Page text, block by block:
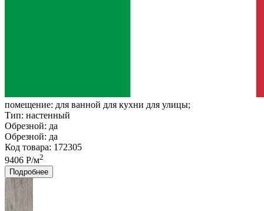
помещение: для ванной для кухни для улицы;
Тип: настенный
Обрезной: да
Обрезной: да
Код товара: 172305
9406 Р/м2
Подробнее